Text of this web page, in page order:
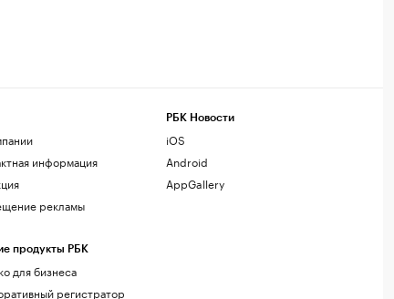
информация
рекламы
продукты РБК
для бизнеса
регистратор
РБК Новости
iOS
Android
AppGallery